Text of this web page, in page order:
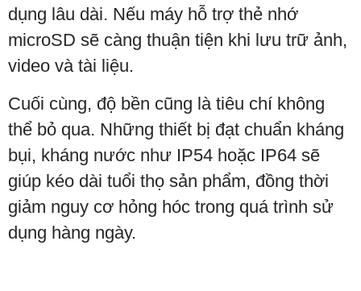
dụng lâu dài. Nếu máy hỗ trợ thẻ nhớ
microSD sẽ càng thuận tiện khi lưu trữ ảnh,
video và tài liệu.
Cuối cùng, độ bền cũng là tiêu chí không
thể bỏ qua. Những thiết bị đạt chuẩn kháng
bụi, kháng nước như IP54 hoặc IP64 sẽ
giúp kéo dài tuổi thọ sản phẩm, đồng thời
giảm nguy cơ hỏng hóc trong quá trình sử
dụng hàng ngày.